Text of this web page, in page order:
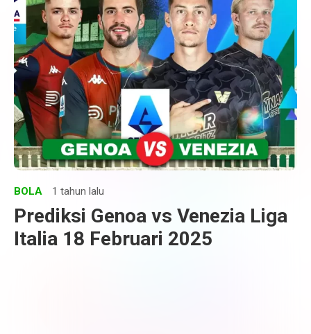
BOLA 1 tahun lalu
Prediksi Genoa vs Venezia Liga
Italia 18 Februari 2025